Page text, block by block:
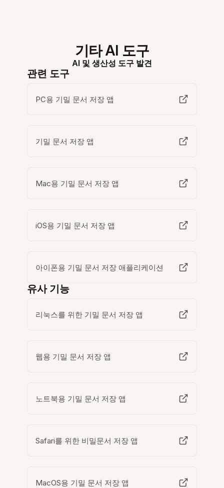
기타 AI 도구
AI 및 생산성 도구 발견
관련 도구
PC용 기밀 문서 저장 앱
기밀 문서 저장 앱
Mac용 기밀 문서 저장 앱
iOS용 기밀 문서 저장 앱
아이폰용 기밀 문서 저장 애플리케이션
유사 기능
리눅스를 위한 기밀 문서 저장 앱
웹용 기밀 문서 저장 앱
노트북용 기밀 문서 저장 앱
Safari를 위한 비밀문서 저장 앱
MacOS용 기밀 문서 저장 앱